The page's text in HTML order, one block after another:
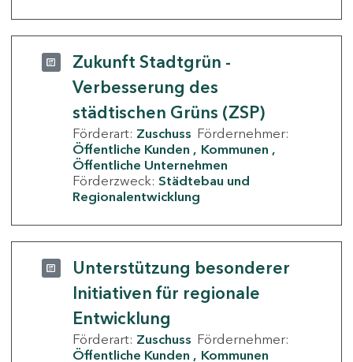
Zukunft Stadtgrün -
Verbesserung des
städtischen Grüns (ZSP)
Förderart: Zuschuss Fördernehmer:
Öffentliche Kunden
Kommunen
Öffentliche Unternehmen
Förderzweck: Städtebau und
Regionalentwicklung
Unterstützung besonderer
Initiativen für regionale
Entwicklung
Förderart: Zuschuss Fördernehmer:
Öffentliche Kunden
Kommunen